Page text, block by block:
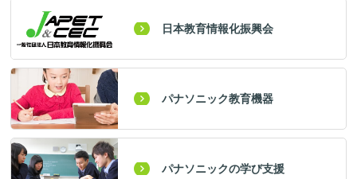
日本教育情報化振興会
パナソニック教育機器
パナソニックの学び支援